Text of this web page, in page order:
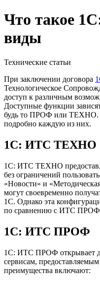
Что такое
виды
Технические статьи
При заключении договора
Технологическое
доступ к различным
Доступные функции
будь то ПРОФ или ТЕХНО.
подробно каждую из них.
1С: ИТС ТЕХНО
1С: ИТС ТЕХНО
без ограничений
«Новости» и
могут своевременно
1С. Однако эта
по сравнению с ИТС
1С: ИТС ПРОФ
1С: ИТС ПРОФ открывает
сервисам,
преимущества включают: